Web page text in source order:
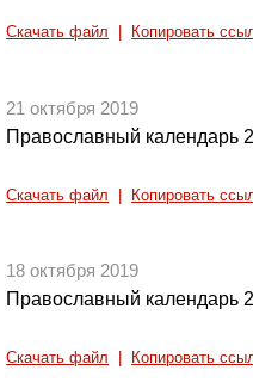
Скачать файл Копировать
21 октября 2019
Православный календарь
Скачать файл Копировать
18 октября 2019
Православный календарь
Скачать файл Копировать